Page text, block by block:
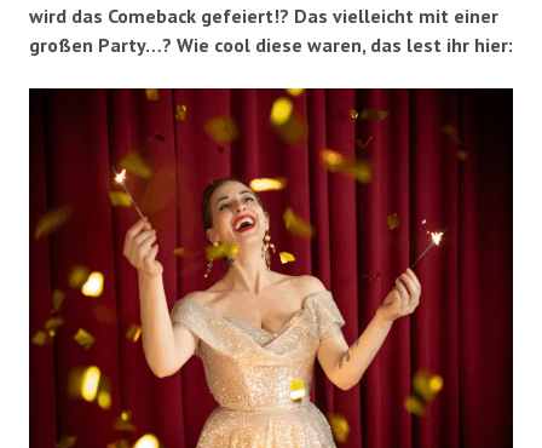
wird das Comeback gefeiert!? Das vielleicht mit einer
großen Party…? Wie cool diese waren, das lest ihr hier: